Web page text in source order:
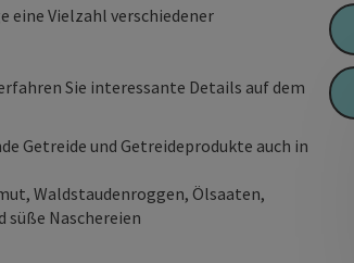
eine Vielzahl verschiedener
Sie interessante Details auf dem
Getreide und Getreideprodukte auch in
Waldstaudenroggen, Ölsaaten,
Naschereien